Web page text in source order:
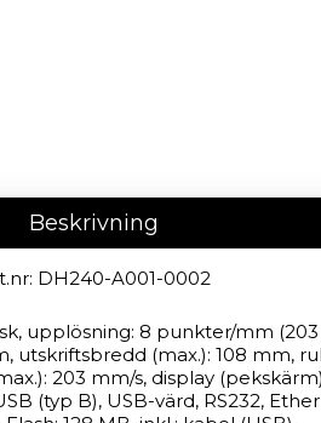
Beskrivning
DH240-A001-0002
upplösning: 8 punkter/mm (203
utskriftsbredd (max.): 108 mm,
203 mm/s, display
(typ B), USB-värd, RS232,